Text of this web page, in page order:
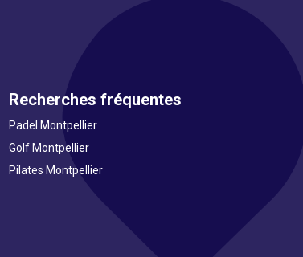
Recherches fréquentes
Padel Montpellier
Golf Montpellier
Pilates Montpellier